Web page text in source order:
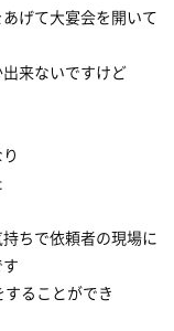
げて大宴会を開いて
来ないですけど
ちで依頼者の現場に
ることができ